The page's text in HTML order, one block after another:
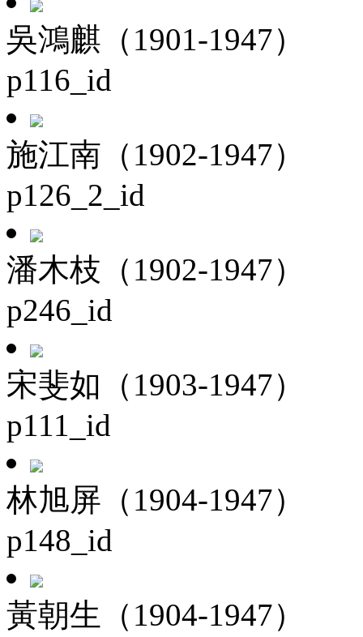
吳鴻麒（1901-1947）
p116_id
施江南（1902-1947）
p126_2_id
潘木枝（1902-1947）
p246_id
宋斐如（1903-1947）
p111_id
林旭屏（1904-1947）
p148_id
黃朝生（1904-1947）